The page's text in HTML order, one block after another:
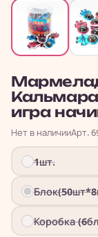
игра
Нет в наличииАрт.
1шт.
Коробка